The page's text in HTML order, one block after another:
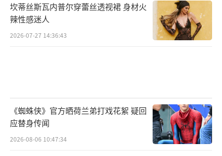
坎蒂丝斯瓦内普尔穿蕾丝透视裙 身材火
辣性感迷人
2026-07-27 14:36:43
《蜘蛛侠》官方晒荷兰弟打戏花絮 疑回
应替身传闻
2026-08-06 10:47:34